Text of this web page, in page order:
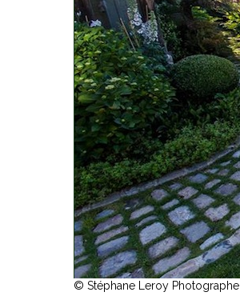
© Stéphane Leroy Photographe